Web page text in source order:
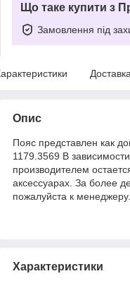
Що таке купити з
Замовлення під
Доставка
Опис
Пояс представлен как
1179.3569 В
производителем
аксессуарах. За более
пожалуйста к менеджеру.
Характеристики